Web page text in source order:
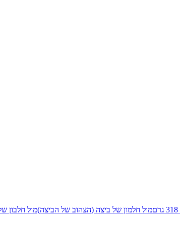
מול חלמון של ביצה (הצהוב של הביצה)מול חלבון